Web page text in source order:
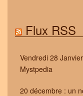
Flux RSS
Vendredi 28
Mystpedia
20 décembre : un